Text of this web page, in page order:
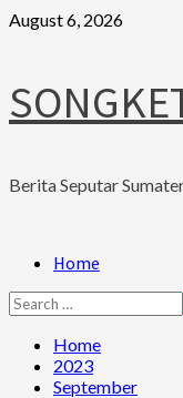
Skip
August 6, 2026
Berita Seputar
PrimaryHome
Search
for:
Home
2023
September